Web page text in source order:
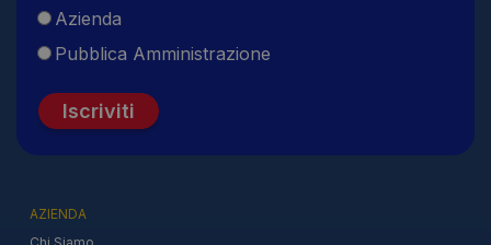
Azienda
Pubblica Amministrazione
Iscriviti
AZIENDA